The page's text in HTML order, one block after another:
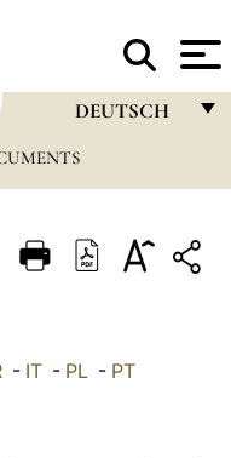
DEUTSCH
FRANÇAIS
ITALIANO
- IT - PL - PT